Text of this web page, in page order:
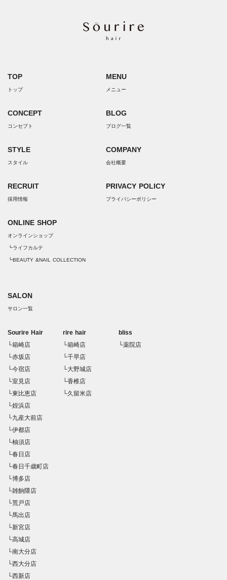
TOP
トップ
CONCEPT
コンセプト
STYLE
スタイル
RECRUIT
採用情報
ONLINE SHOP
オンラインショップ
┗ライフカルテ
┗BEAUTY &NAIL COLLECTION
MENU
メニュー
BLOG
ブログ一覧
COMPANY
会社概要
PRIVACY POLICY
プライバシーポリシー
SALON
サロン一覧
Sourire Hair
└箱崎店
└赤坂店
└今宿店
└室見店
└東比恵店
└姪浜店
└九産大前店
└伊都店
└柚須店
└春日店
└春日千歳町店
└博多店
└雑餉隈店
└荒戸店
└馬出店
└新宮店
└高城店
└南大分店
└西大分店
└西新店
rire hair
└箱崎店
└千早店
└大野城店
└香椎店
└久留米店
bliss
└薬院店